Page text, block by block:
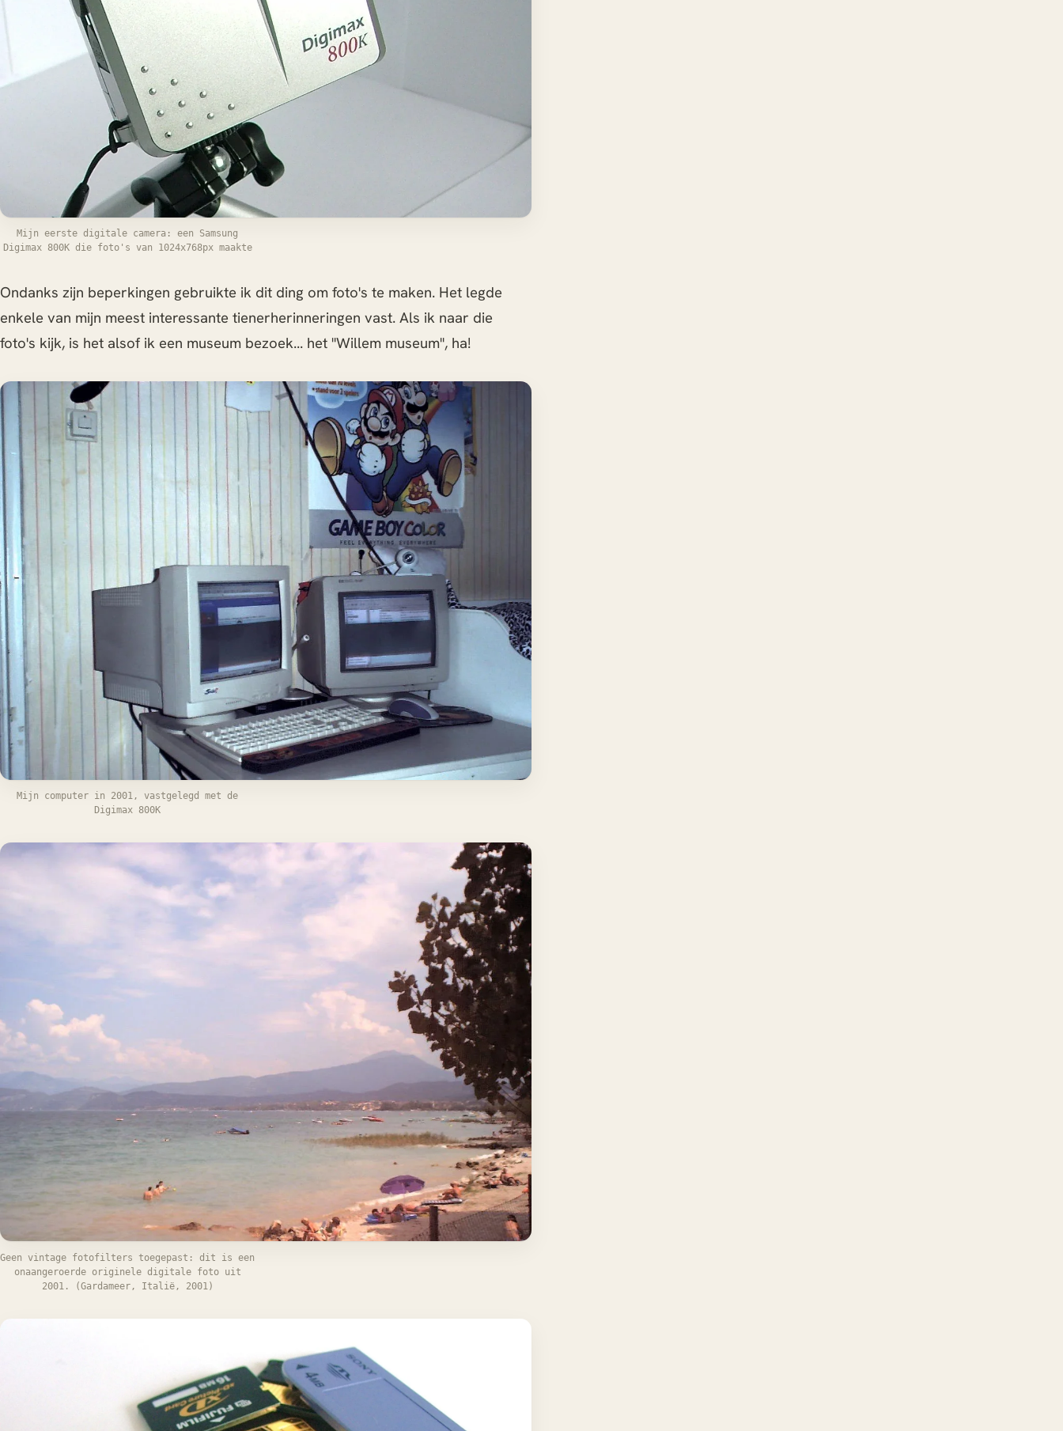
Mijn eerste digitale camera: een Samsung
Digimax 800K die foto's van 1024x768px maakte
Ondanks zijn beperkingen gebruikte ik dit ding om foto's te maken. Het legde
enkele van mijn meest interessante tienerherinneringen vast. Als ik naar die
foto's kijk, is het alsof ik een museum bezoek... het "Willem museum", ha!
Mijn computer in 2001, vastgelegd met de
Digimax 800K
Geen vintage fotofilters toegepast: dit is een
onaangeroerde originele digitale foto uit
2001. (Gardameer, Italië, 2001)